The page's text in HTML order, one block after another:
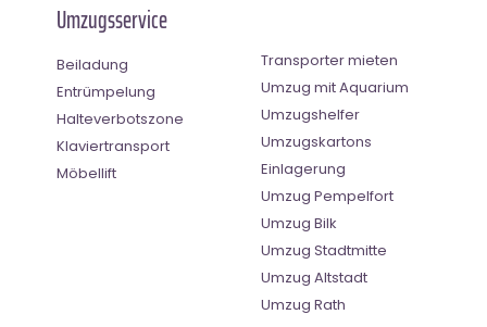
Umzugsservice
Beiladung
Entrümpelung
Halteverbotszone
Klaviertransport
Möbellift
Transporter mieten
Umzug mit Aquarium
Umzugshelfer
Umzugskartons
Einlagerung
Umzug Pempelfort
Umzug Bilk
Umzug Stadtmitte
Umzug Altstadt
Umzug Rath